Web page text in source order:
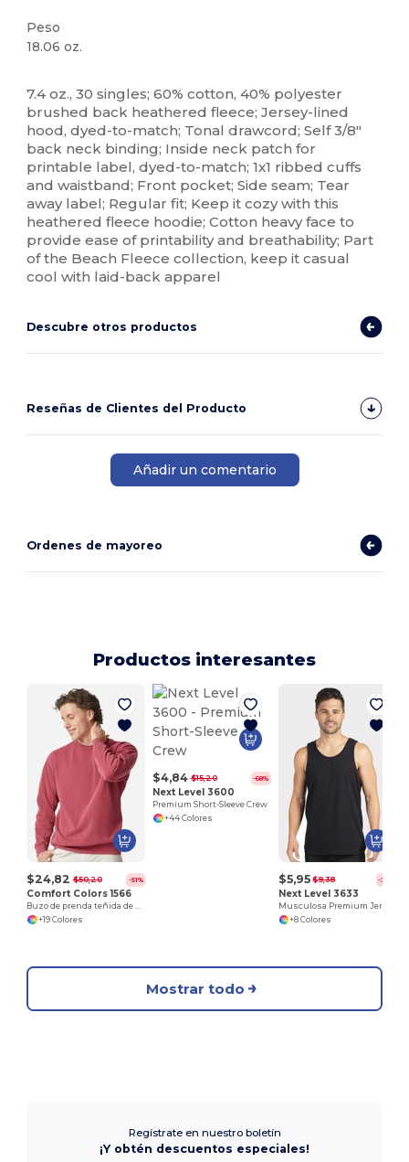
Peso
18.06 oz.
7.4 oz., 30 singles; 60% cotton, 40% polyester
brushed back heathered fleece; Jersey-lined
hood, dyed-to-match; Tonal drawcord; Self 3/8"
back neck binding; Inside neck patch for
printable label, dyed-to-match; 1x1 ribbed cuffs
and waistband; Front pocket; Side seam; Tear
away label; Regular fit; Keep it cozy with this
heathered fleece hoodie; Cotton heavy face to
provide ease of printability and breathability; Part
of the Beach Fleece collection, keep it casual
cool with laid-back apparel
Descubre otros productos
Reseñas de Clientes del Producto
Añadir un comentario
Ordenes de mayoreo
Productos interesantes
$24,82 $50,20 -51%
Comfort Colors 1566
Buzo de prenda teñida de cuello redondo
+19 Colores
$4,84 $15,20 -68%
Next Level 3600
Premium Short-Sleeve Crew
+44 Colores
$5,95 $9,38 -37%
Next Level 3633
+8 Colores
Mostrar todo
Regístrate en nuestro boletín
¡Y obtén descuentos especiales!